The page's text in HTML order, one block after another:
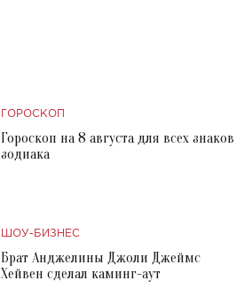
ГОРОСКОП
Гороскоп на 8 августа для всех знаков
зодиака
ШОУ-БИЗНЕС
Брат Анджелины Джоли Джеймс
Хейвен сделал каминг-аут